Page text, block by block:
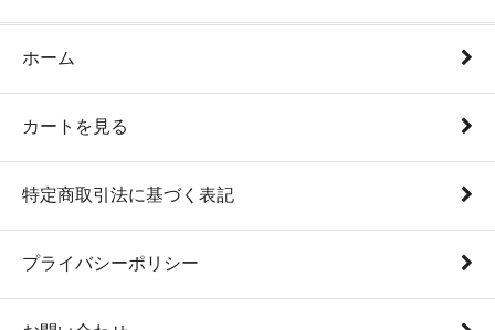
ホーム
カートを見る
特定商取引法に基づく表記
プライバシーポリシー